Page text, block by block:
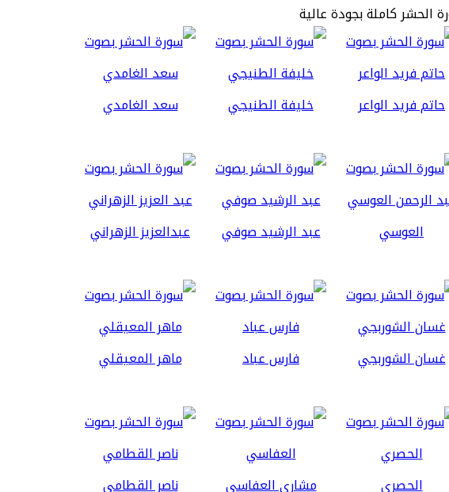
الحشر كاملة بجودة عالية
حاتم فريد الواعر خليفة الطنيجي سعد الغامدي
العوسي عبد الرشيد صوفي عبدالعزيز الزهراني
غسان الشوربجي فارس عباد ماهر المعيقلي
الحصري مشاري العفاسي ناصر القطامي